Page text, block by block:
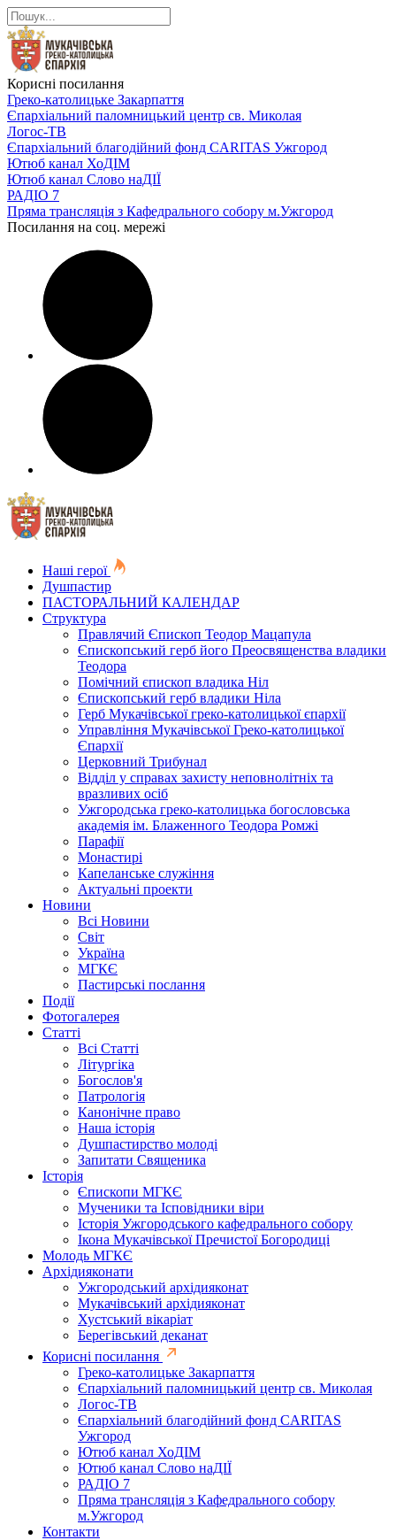
Корисні посилання
Греко-католицьке Закарпаття
Єпархіальний паломницький центр св. Миколая
Логос-ТВ
Єпархіальний благодійний фонд CARITAS Ужгород
Ютюб канал ХоДІМ
Ютюб канал Слово наДІЇ
РАДІО 7
Пряма трансляція з Кафедрального собору м.Ужгород
Посилання на соц. мережі
Наші герої
Душпастир
ПАСТОРАЛЬНИЙ КАЛЕНДАР
Структура
Правлячий Єпископ Теодор Мацапула
Єпископський герб його Преосвященства владики
Теодора
Помічний єпископ владика Ніл
Єпископський герб владики Ніла
Герб Мукачівської греко-католицької єпархії
Управління Мукачівської Греко-католицької
Єпархії
Церковний Трибунал
Відділ у справах захисту неповнолітніх та
вразливих осіб
Ужгородська греко-католицька богословська
академія ім. Блаженного Теодора Ромжі
Парафії
Монастирі
Капеланське служіння
Актуальні проекти
Новини
Всі Новини
Світ
Україна
МГКЄ
Пастирські послання
Події
Фотогалерея
Статті
Всі Статті
Літургіка
Богослов'я
Патрологія
Канонічне право
Наша історія
Душпастирство молоді
Запитати Священика
Історія
Єпископи МГКЄ
Мученики та Ісповідники віри
Історія Ужгородського кафедрального собору
Ікона Мукачівської Пречистої Богородиці
Молодь МГКЄ
Архідияконати
Ужгородський архідияконат
Мукачівський архідияконат
Хустський вікаріат
Берегівський деканат
Корисні посилання
Греко-католицьке Закарпаття
Єпархіальний паломницький центр св. Миколая
Логос-ТВ
Єпархіальний благодійний фонд CARITAS
Ужгород
Ютюб канал ХоДІМ
Ютюб канал Слово наДІЇ
РАДІО 7
Пряма трансляція з Кафедрального собору
м.Ужгород
Контакти